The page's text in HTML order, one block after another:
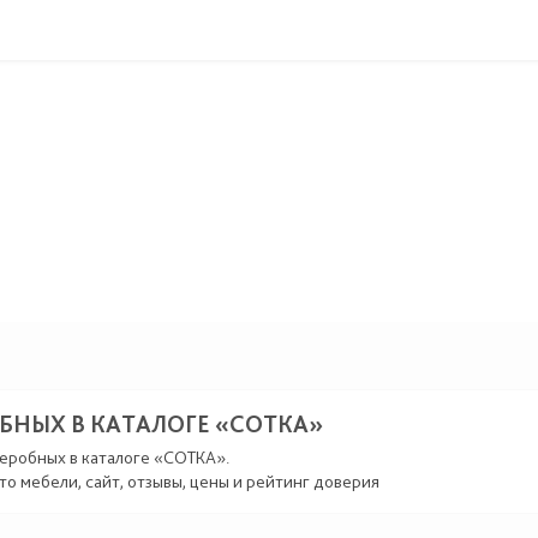
В КАТАЛОГЕ «СОТКА»
в каталоге «СОТКА».
мебели, сайт, отзывы, цены и рейтинг доверия